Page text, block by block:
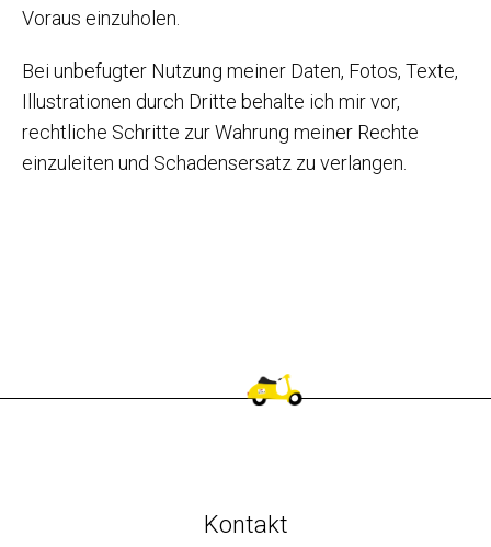
Voraus einzuholen.
Bei unbefugter Nutzung meiner Daten, Fotos, Texte,
Illustrationen durch Dritte behalte ich mir vor,
rechtliche Schritte zur Wahrung meiner Rechte
einzuleiten und Schadensersatz zu verlangen.
Kontakt